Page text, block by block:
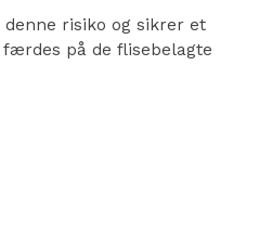
risiko og sikrer et
på de flisebelagte